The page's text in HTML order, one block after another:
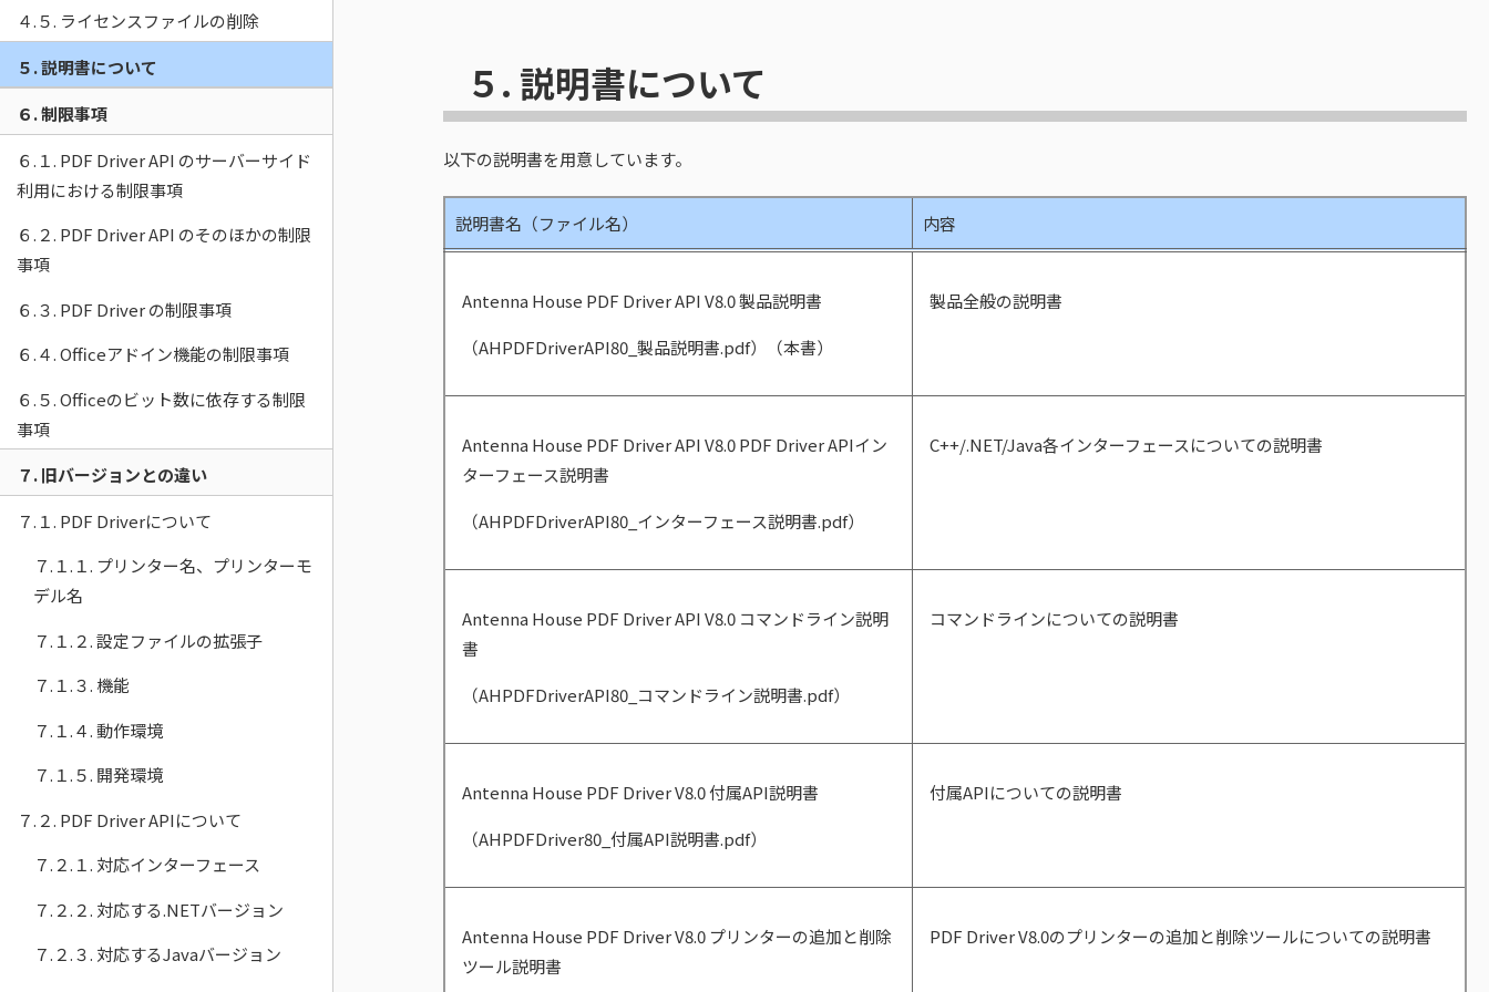
４.５. ライセンスファイルの削除
５. 説明書について
６. 制限事項
６.１. PDF Driver API のサーバーサイド
利用における制限事項
６.２. PDF Driver API のそのほかの制限
事項
６.３. PDF Driver の制限事項
６.４. Officeアドイン機能の制限事項
６.５. Officeのビット数に依存する制限
事項
７. 旧バージョンとの違い
７.１. PDF Driverについて
７.１.１. プリンター名、プリンターモ
デル名
７.１.２. 設定ファイルの拡張子
７.１.３. 機能
７.１.４. 動作環境
７.１.５. 開発環境
７.２. PDF Driver APIについて
７.２.１. 対応インターフェース
７.２.２. 対応する.NETバージョン
７.２.３. 対応するJavaバージョン
５. 説明書について
以下の説明書を用意しています。
説明書名（ファイル名） 内容
Antenna House PDF Driver API V8.0 製品説明書
（AHPDFDriverAPI80_製品説明書.pdf）（本書）
製品全般の説明書
Antenna House PDF Driver API V8.0 PDF Driver APIイン
ターフェース説明書
（AHPDFDriverAPI80_インターフェース説明書.pdf）
C++/.NET/Java各インターフェースについての説明書
Antenna House PDF Driver API V8.0 コマンドライン説明
書
（AHPDFDriverAPI80_コマンドライン説明書.pdf）
コマンドラインについての説明書
Antenna House PDF Driver V8.0 付属API説明書
（AHPDFDriver80_付属API説明書.pdf）
付属APIについての説明書
Antenna House PDF Driver V8.0 プリンターの追加と削除
ツール説明書
PDF Driver V8.0のプリンターの追加と削除ツールについての説明書